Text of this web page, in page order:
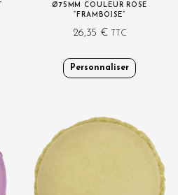
Ø75MM COULEUR ROSE
“FRAMBOISE”
26,35 € TTC
Personnaliser